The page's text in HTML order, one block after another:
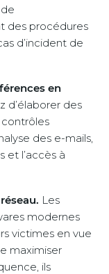
des procédures
d’incident de
en
d’élaborer des
des e-mails,
et l’accès à
Les
modernes
victimes en vue
maximiser
ils